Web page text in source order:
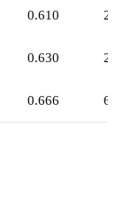
0.610
0.630
0.666